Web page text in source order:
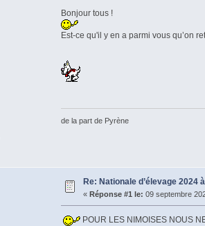
Bonjour tous !
Est-ce qu'il y en a parmi vous qu’on
de la part de Pyrène
Re: Nationale d’élevage 2024
« Réponse #1 le: 09 septembre
POUR LES NIMOISES NOUS